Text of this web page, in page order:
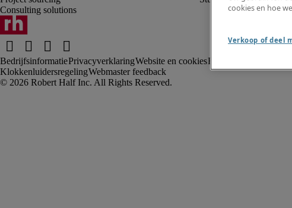
Consulting solutions
BedrijfsinformatiePrivacyverklaringWebsite en cookies
KlokkenluidersregelingWebmaster feedback
cookies en hoe
Verkoop of deel